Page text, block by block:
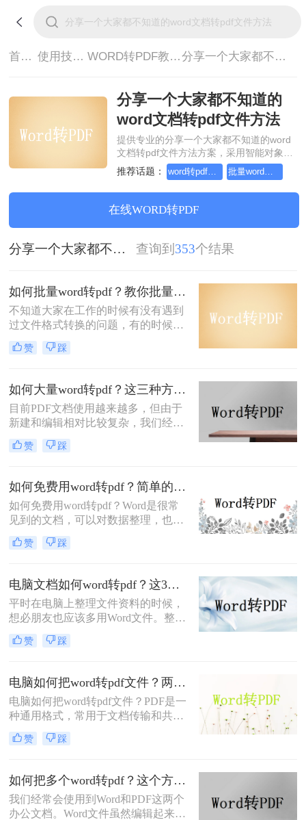
首页> 使用技巧> WORD转PDF教程> 分享一个大家都不知道的word文档转pdf文件方法
分享一个大家都不知道的
word文档转pdf文件方法
提供专业的分享一个大家都不知道的word
文档转pdf文件方法方案，采用智能对象流
重构技术，确保文档1:1高保真还原且排版
不乱码。支持一键批量处理，全链路 SSL
加密保障隐私安全。助您快速实现分享一
个大家都不知道的word文档转pdf文件方
法，无需安装，高效办公。
推荐话题： word转pdf批量转换,教你一招轻松找回
在线WORD转PDF
分享一个大家都不知道的word文档转pdf文件方法 查询到 353个结果
如何批量word转pdf？教你批量转换方法！
不知道大家在工作的时候有没有遇到
过文件格式转换的问题，有的时候我
们需要将手上的文件转换成其他的格
式，比如说将又是拼命打工的一天，
么！领导突然给我发来几十份Word文
档，让转成PDF格式，打印好给他！
赞 踩
如何大量word转pdf？这三种方法轻松搞定！
目前PDF文档使用越来越多，但由于
新建和编辑相对比较复杂，我们经常
先用Word文档编辑好之后再转换成
PDF格式，如果需要处理的文档较
下面介绍三种如何大量word转pdf的方
法。
赞 踩
如何免费用word转pdf？简单的方法教会你！
如何免费用word转pdf？Word是很常
见到的文档，可以对数据整理，也很
适合很多样的平台，但是我们为了打
开的时候不会乱码，传输接受也很方
高，有点还有兼容性强，给整理了三
种免费方法，阅读起来也很快速，还
可以跨多种设备来进行传送，赶紧来
一起学习吧!快快收藏吧，更多精彩不
容错过！
赞 踩
电脑文档如何word转pdf？这3种方法值得你收藏！
平时在电脑上整理文件资料的时候，
想必朋友也应该多用Word文件。整理
好相应的数据后，很多朋友会把电脑
文档如何word转pdf，以方便传输和保
但是还是有很多朋友不知道Word转换
成PDF哪个工具好用。如果你不知
道，你不必太担心。今天，我想和大
家分享两个更好的转换工具。
赞 踩
电脑如何把word转pdf文件？两种方法教会你！
电脑如何把word转pdf文件？PDF是一
种通用格式，常用于文档传输和共
享。如果您需要在不同设备之间共享
文档或者将文档发布到网上，PDF是
介绍两种方法把Word文档转换成
PDF。
赞 踩
如何把多个word转pdf？这个方法了解一下！
我们经常会使用到Word和PDF这两个
办公文档。Word文件虽然编辑起来很